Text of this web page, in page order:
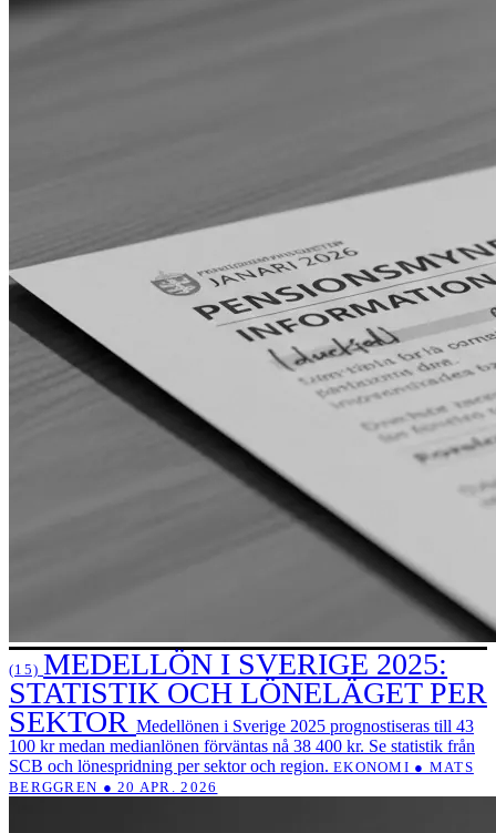
(15) MEDELLÖN I SVERIGE 2025:
STATISTIK OCH LÖNELÄGET PER
SEKTOR Medellönen i Sverige 2025 prognostiseras till 43
100 kr medan medianlönen förväntas nå 38 400 kr. Se statistik från
SCB och lönespridning per sektor och region. EKONOMI ● MATS
BERGGREN ● 20 APR. 2026